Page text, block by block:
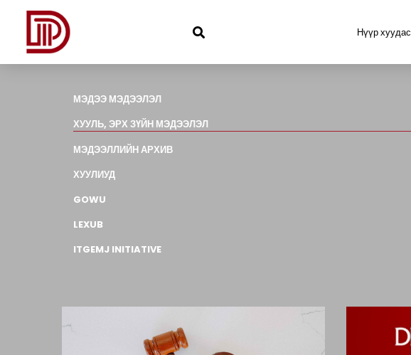
Нүүр хуудас
МЭДЭЭ МЭДЭЭЛЭЛ
ХУУЛЬ, ЭРХ ЗҮЙН МЭДЭЭЛЭЛ
МЭДЭЭЛЛИЙН АРХИВ
ХУУЛИУД
GOWU
LEXUB
ITGEMJ INITIATIVE